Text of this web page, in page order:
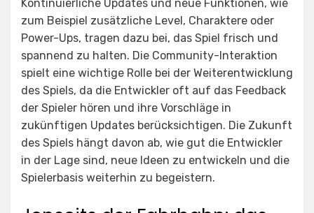
Kontinuierliche Updates und neue Funktionen, wie
zum Beispiel zusätzliche Level, Charaktere oder
Power-Ups, tragen dazu bei, das Spiel frisch und
spannend zu halten. Die Community-Interaktion
spielt eine wichtige Rolle bei der Weiterentwicklung
des Spiels, da die Entwickler oft auf das Feedback
der Spieler hören und ihre Vorschläge in
zukünftigen Updates berücksichtigen. Die Zukunft
des Spiels hängt davon ab, wie gut die Entwickler
in der Lage sind, neue Ideen zu entwickeln und die
Spielerbasis weiterhin zu begeistern.